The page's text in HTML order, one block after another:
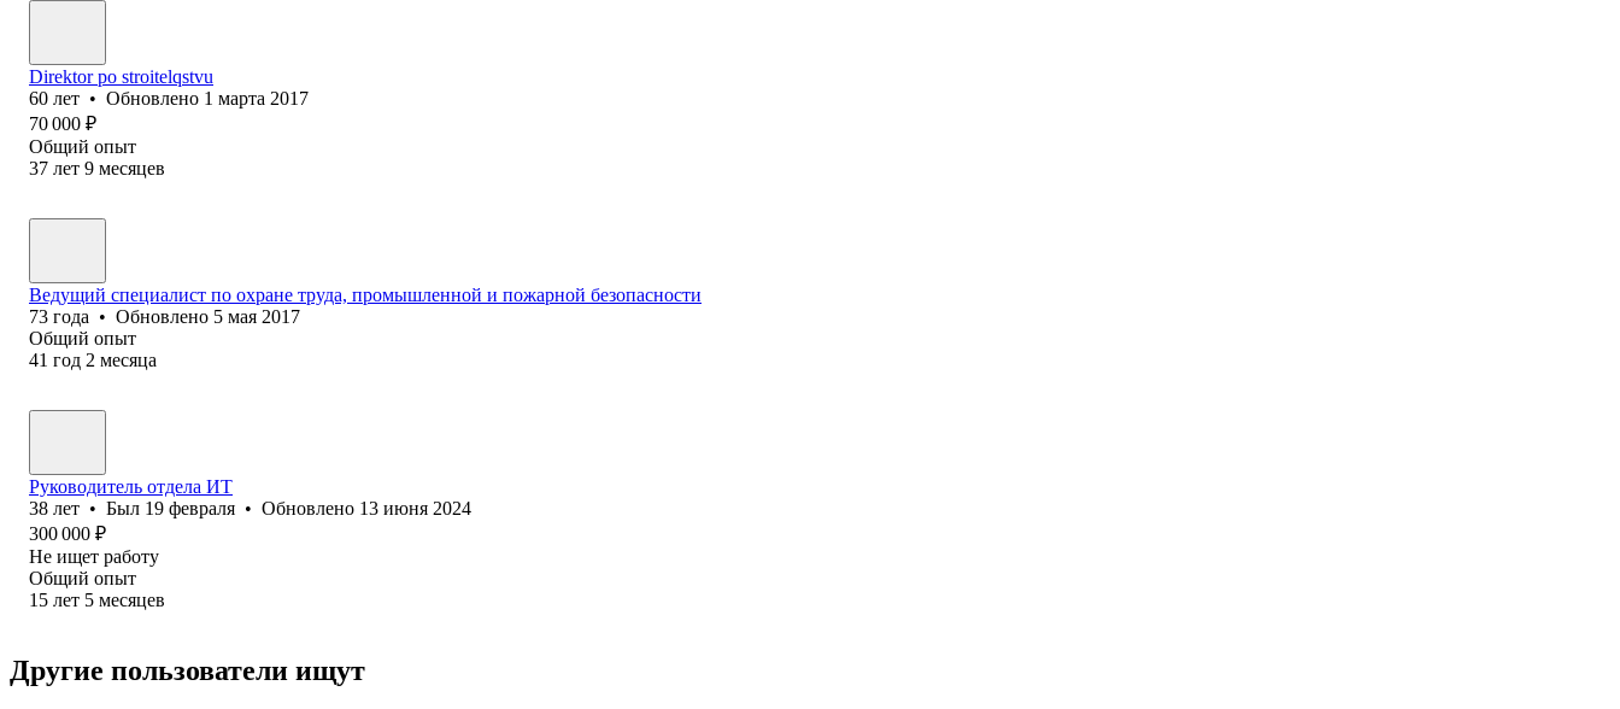
Direktor po stroitelqstvu
60 лет • Обновлено 1 марта 2017
70 000 ₽
Общий опыт
37 лет 9 месяцев
Ведущий специалист по охране труда, промышленной и пожарной безопасности
73 года • Обновлено 5 мая 2017
Общий опыт
41 год 2 месяца
Руководитель отдела ИТ
38 лет • Был 19 февраля • Обновлено 13 июня 2024
300 000 ₽
Не ищет работу
Общий опыт
15 лет 5 месяцев
Другие пользователи ищут